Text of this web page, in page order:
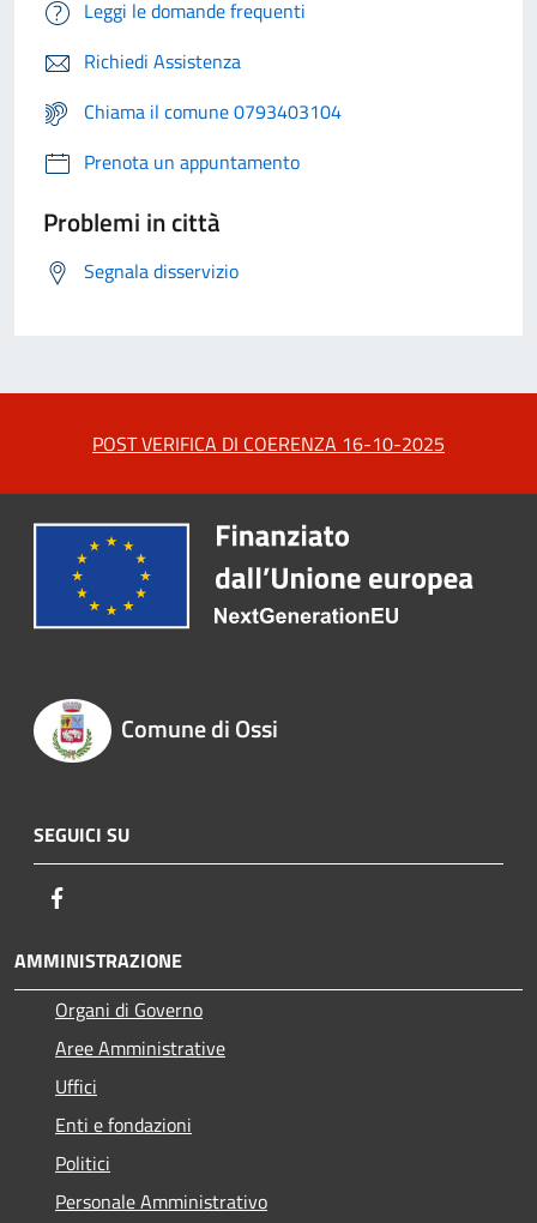
Leggi le domande frequenti
Richiedi Assistenza
Chiama il comune 0793403104
Prenota un appuntamento
Problemi in città
Segnala disservizio
POST VERIFICA DI COERENZA 16-10-2025
Comune di Ossi
SEGUICI SU
AMMINISTRAZIONE
Organi di Governo
Aree Amministrative
Uffici
Enti e fondazioni
Politici
Personale Amministrativo